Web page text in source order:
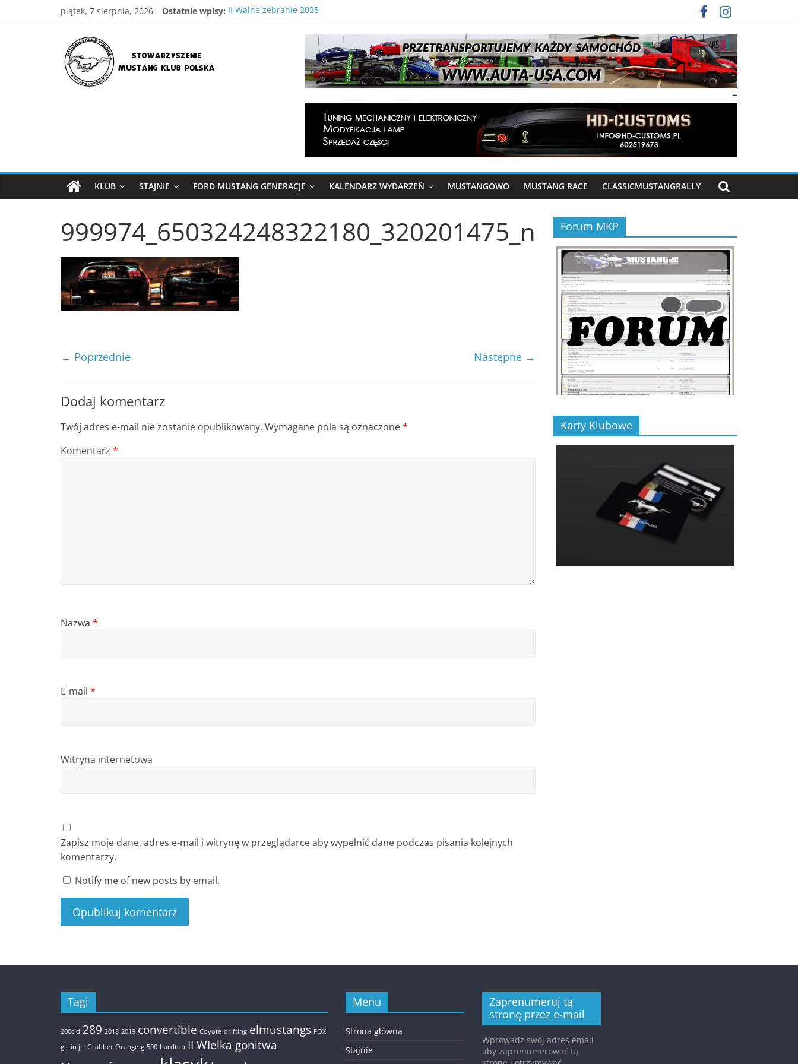
piątek, 7 sierpnia, 2026 Ostatnie wpisy: II Walne zebranie 2025
XVIII Ogólnopolski Zlot Mustangów
Wielka Gonitwa Stajni Mustangów 2024
III WIelka gonitwa Mustangów 6 września 2025
Stowarzyszenie
Mustang
Strona
Stowarzyszenia
Mustang
Polska
MKP
zrzesza
miłośników
amerykańskiej
motoryzacji
–
KLUB STAJNIE FORD MUSTANG GENERACJE KALENDARZ WYDARZEŃ MUSTANGOWO MUSTANG RACE CLASSICMUSTANGRALLY
999974_650324248322180_320201475_n
← Poprzednie Następne →
Dodaj komentarz
Twój adres e-mail nie zostanie opublikowany. Wymagane pola są oznaczone*
Komentarz *
Nazwa *
E-mail *
Witryna internetowa
Zapisz moje dane, adres e-mail i witrynę w przeglądarce aby wypełnić dane podczas pisania kolejnych
komentarzy.
Notify me of new posts by email.
Forum MKP
Karty Klubowe
Tagi
200cid 289 2018 2019 convertible Coyote drifting elmustangs FOX
gittin jr. Grabber Orange gt500 hardtop II WIelka gonitwa
Menu
Strona główna
Stajnie
Zaprenumeruj tą
stronę przez e-mail
Wprowadź swój adres email
aby zaprenumerować tą